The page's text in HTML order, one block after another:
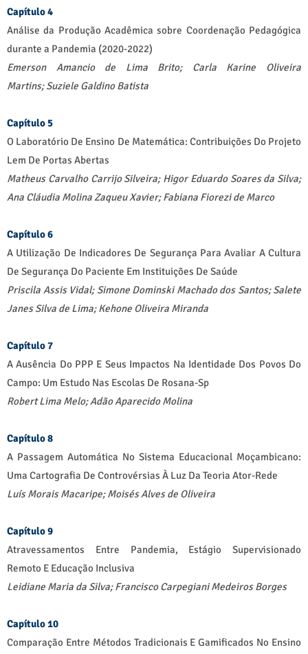
Capítulo 4
Análise da Produção Acadêmica sobre Coordenação Pedagógica
durante a Pandemia (2020-2022)
Emerson Amancio de Lima Brito; Carla Karine Oliveira
Martins;Suziele Galdino Batista
Capítulo 5
O Laboratório De Ensino De Matemática: Contribuições Do Projeto
Lem De Portas Abertas
Matheus Carvalho Carrijo Silveira; Higor Eduardo Soares da Silva;
Ana Cláudia Molina Zaqueu Xavier; Fabiana Fiorezi de Marco
Capítulo 6
A Utilização De Indicadores De Segurança Para Avaliar A Cultura
De Segurança Do Paciente Em Instituições De Saúde
Priscila Assis Vidal; Simone Dominski Machado dos Santos;Salete
Janes Silva de Lima;Kehone Oliveira Miranda
Capítulo 7
A Ausência Do PPP E Seus Impactos Na Identidade Dos Povos Do
Campo: Um Estudo Nas Escolas De Rosana-Sp
Robert Lima Melo;Adão Aparecido Molina
Capítulo 8
A Passagem Automática No Sistema Educacional Moçambicano:
Uma Cartografia De Controvérsias À Luz Da Teoria Ator-Rede
Luís Morais Macaripe;Moisés Alves de Oliveira
Capítulo 9
Atravessamentos Entre Pandemia, Estágio Supervisionado
Remoto E Educação Inclusiva
Leidiane Maria da Silva;Francisco Carpegiani Medeiros Borges
Capítulo 10
Comparação Entre Métodos Tradicionais E Gamificados No Ensino